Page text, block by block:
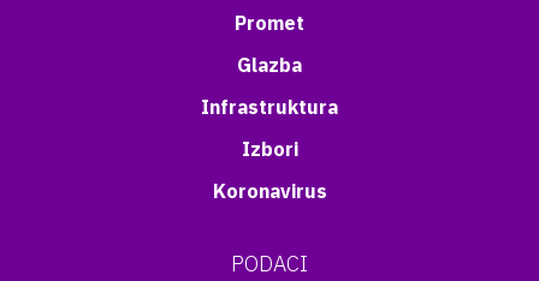
Promet
Glazba
Infrastruktura
Izbori
Koronavirus
PODACI